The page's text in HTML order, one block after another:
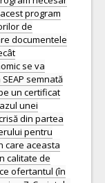
program
de
documentele
se va
semnată
un certificat
unei
din partea
pentru
care aceasta
calitate de
ofertantul (în